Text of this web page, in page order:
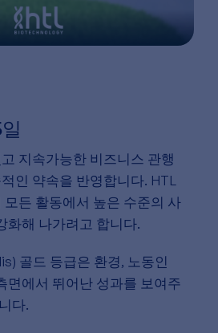
지속가능한 비즈니스 관행
인 약속을 반영합니다. HTL
모든 활동에서 높은 수준의 사
화해 나가려고 합니다.
골드 등급은 환경, 노동인
면에서 뛰어난 성과를 보여주
다.